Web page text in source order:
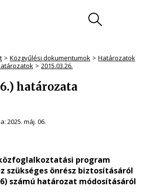
Közgyűlési dokumentumok
Határozatok
2015.03.26.
határozata
2025. máj. 06.
program
szükséges önrész biztosításáról
számú határozat módosításáról